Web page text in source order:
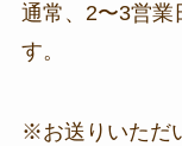
通常、2〜3営業
す。
※お送りいただ